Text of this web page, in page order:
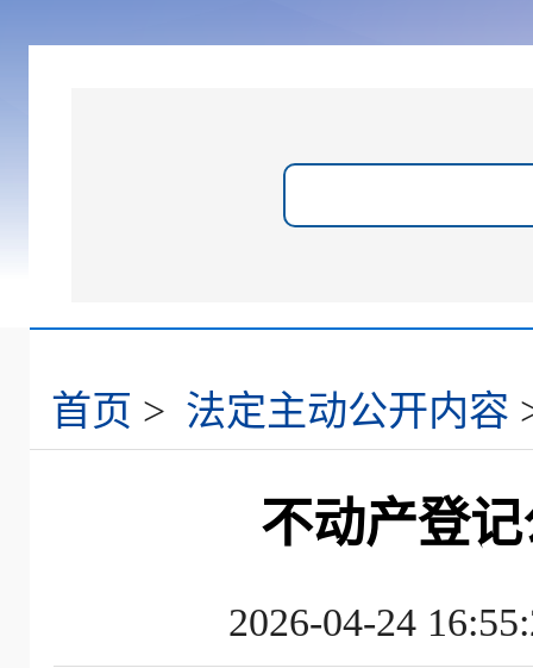
首页 > 法定主动公开内容
不动产登
2026-04-24